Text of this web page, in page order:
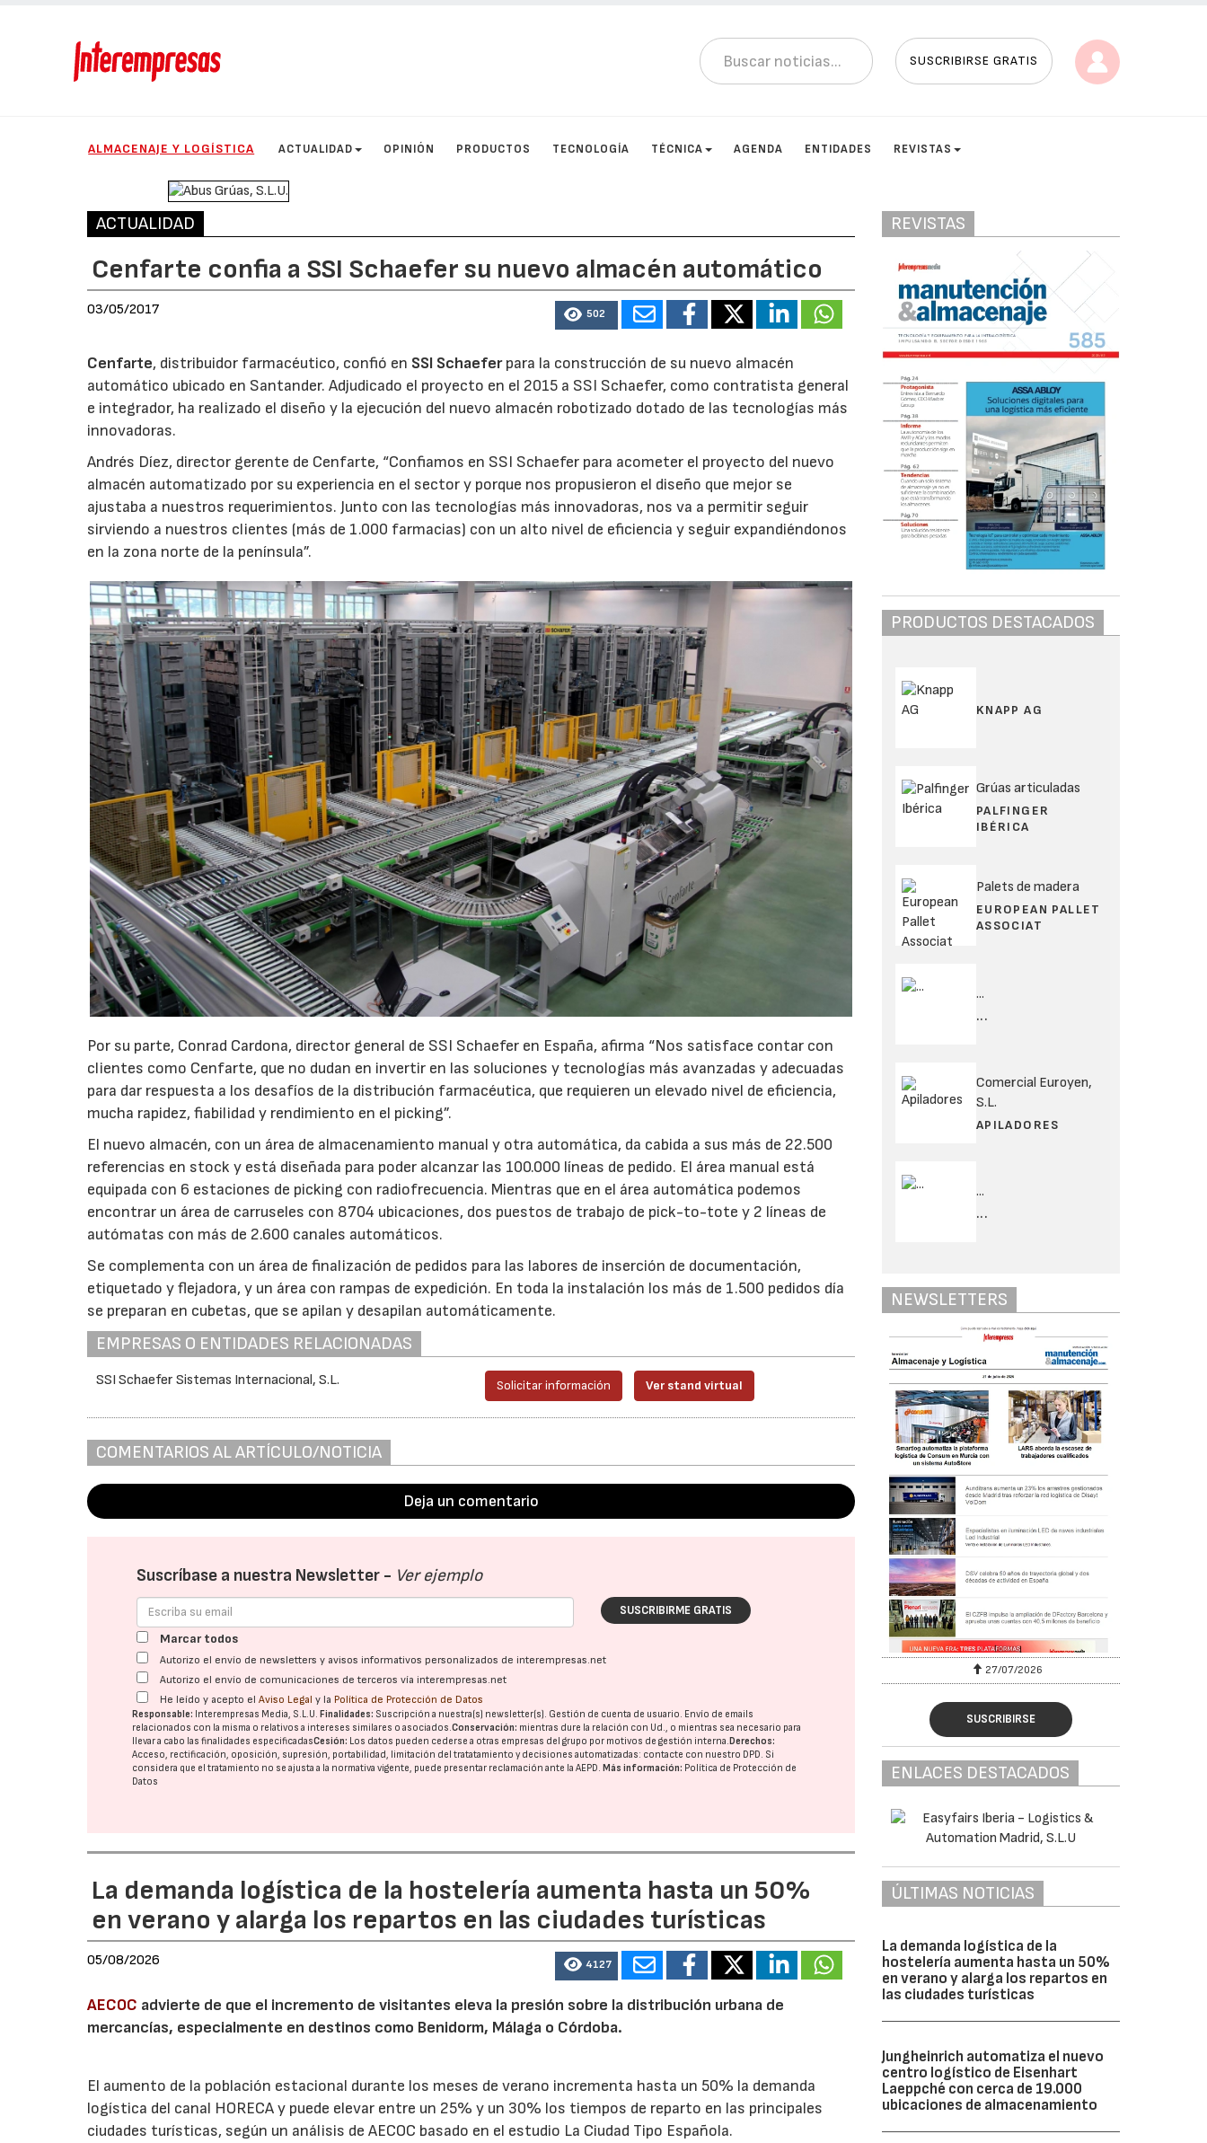
SUSCRIBIRSE GRATIS
ALMACENAJE Y LOGÍSTICA ACTUALIDAD OPINIÓN PRODUCTOS TECNOLOGÍA TÉCNICA AGENDA ENTIDADES REVISTAS
ACTUALIDAD
Cenfarte confia a SSI Schaefer su nuevo almacén automático
03/05/2017 502
Cenfarte, distribuidor farmacéutico, confió en SSI Schaeferpara la construcción de su nuevo almacén
automático ubicado en Santander. Adjudicado el proyecto en el 2015 a SSI Schaefer, como contratista general
e integrador, ha realizado el diseño y la ejecución del nuevo almacén robotizado dotado de las tecnologías más
innovadoras.
Andrés Díez, director gerente de Cenfarte, “Confiamos en SSI Schaefer para acometer el proyecto del nuevo
almacén automatizado por su experiencia en el sector y porque nos propusieron el diseño que mejor se
ajustaba a nuestros requerimientos. Junto con las tecnologías más innovadoras, nos va a permitir seguir
sirviendo a nuestros clientes (más de 1.000 farmacias) con un alto nivel de eficiencia y seguir expandiéndonos
en la zona norte de la península”.
Por su parte, Conrad Cardona, director general de SSI Schaefer en España, afirma “Nos satisface contar con
clientes como Cenfarte, que no dudan en invertir en las soluciones y tecnologías más avanzadas y adecuadas
para dar respuesta a los desafíos de la distribución farmacéutica, que requieren un elevado nivel de eficiencia,
mucha rapidez, fiabilidad y rendimiento en el picking”.
El nuevo almacén, con un área de almacenamiento manual y otra automática, da cabida a sus más de 22.500
referencias en stock y está diseñada para poder alcanzar las 100.000 líneas de pedido. El área manual está
equipada con 6 estaciones de picking con radiofrecuencia. Mientras que en el área automática podemos
encontrar un área de carruseles con 8704 ubicaciones, dos puestos de trabajo de pick-to-tote y 2 líneas de
autómatas con más de 2.600 canales automáticos.
Se complementa con un área de finalización de pedidos para las labores de inserción de documentación,
etiquetado y flejadora, y un área con rampas de expedición. En toda la instalación los más de 1.500 pedidos día
se preparan en cubetas, que se apilan y desapilan automáticamente.
EMPRESAS O ENTIDADES RELACIONADAS
SSI Schaefer Sistemas Internacional, S.L. Solicitar información Ver stand virtual
COMENTARIOS AL ARTÍCULO/NOTICIA
Deja un comentario
Suscríbase a nuestra Newsletter - Ver ejemplo
SUSCRIBIRME GRATIS
Marcar todos
Autorizo el envío de newsletters y avisos informativos personalizados de interempresas.net
Autorizo el envío de comunicaciones de terceros vía interempresas.net
He leído y acepto elAviso Legal y la Política de Protección de Datos
Responsable: Interempresas Media, S.L.U.Finalidades: Suscripción a nuestra(s) newsletter(s). Gestión de cuenta de usuario. Envío de emails
relacionados con la misma o relativos a intereses similares o asociados.Conservación: mientras dure la relación con Ud., o mientras sea necesario para
llevar a cabo las finalidades especificadasCesión: Los datos pueden cederse a otras empresas del grupo por motivos de gestión interna.Derechos:
Acceso, rectificación, oposición, supresión, portabilidad, limitación del tratatamiento y decisiones automatizadas: contacte con nuestro DPD. Si
considera que el tratamiento no se ajusta a la normativa vigente, puede presentar reclamación ante laAEPD.Más información: Política de Protección de
Datos
La demanda logística de la hostelería aumenta hasta un 50%
en verano y alarga los repartos en las ciudades turísticas
05/08/2026 4127
AECOC advierte de que el incremento de visitantes eleva la presión sobre la distribución urbana de
mercancías, especialmente en destinos como Benidorm, Málaga o Córdoba.
El aumento de la población estacional durante los meses de verano incrementa hasta un 50% la demanda
logística del canal HORECA y puede elevar entre un 25% y un 30% los tiempos de reparto en las principales
ciudades turísticas, según un análisis de AECOC basado en el estudio La Ciudad Tipo Española.
REVISTAS
PRODUCTOS DESTACADOS
KNAPP AG
Grúas articuladas
PALFINGER
IBÉRICA
Palets de madera
EUROPEAN PALLET
ASSOCIAT
...
...
Comercial Euroyen,
S.L.
APILADORES
...
...
NEWSLETTERS
27/07/2026
SUSCRIBIRSE
ENLACES DESTACADOS
ÚLTIMAS NOTICIAS
La demanda logística de la
hostelería aumenta hasta un 50%
en verano y alarga los repartos en
las ciudades turísticas
Jungheinrich automatiza el nuevo
centro logístico de Eisenhart
Laeppché con cerca de 19.000
ubicaciones de almacenamiento